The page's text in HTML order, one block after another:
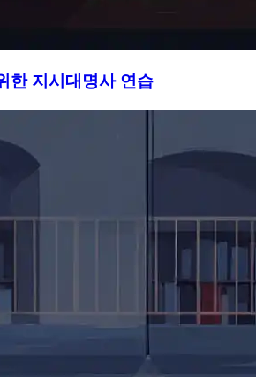
한 지시대명사 연습